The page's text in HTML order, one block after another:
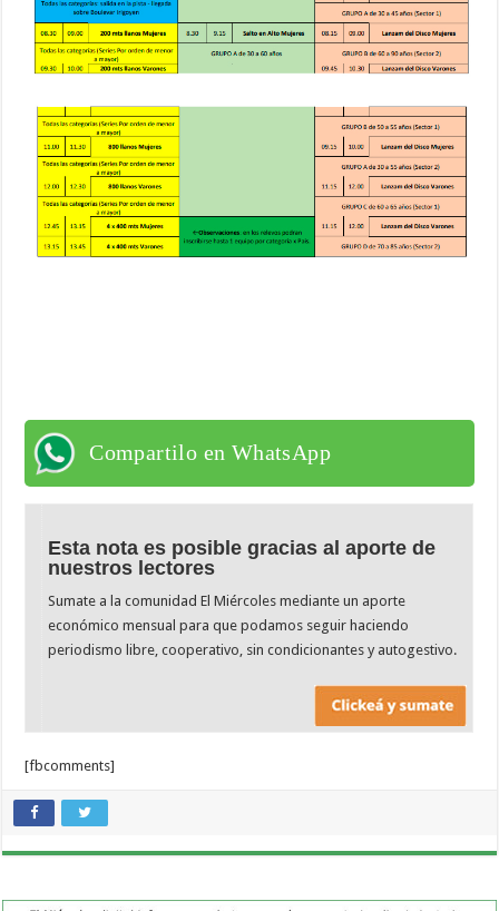
Compartilo en WhatsApp
Esta nota es posible gracias al aporte de
nuestros lectores
Sumate a la comunidad El Miércoles mediante un aporte
económico mensual para que podamos seguir haciendo
periodismo libre, cooperativo, sin condicionantes y autogestivo.
[fbcomments]